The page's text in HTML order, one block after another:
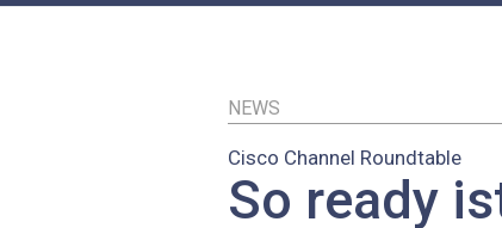
NEWS
Cisco Channel Roundtable
So ready